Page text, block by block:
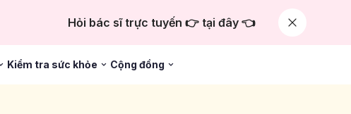
Hỏi bác sĩ trực tuyến 👉 tại đây 👈
Kiểm tra sức khỏe Cộng đồng